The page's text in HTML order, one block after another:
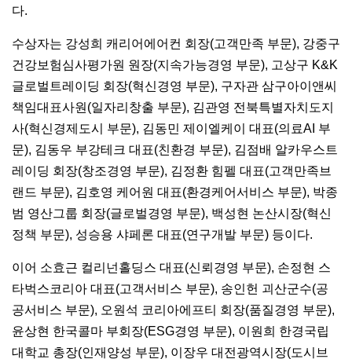
다.
수상자는 강성희 캐리어에어컨 회장(고객만족 부문), 강중구
건강보험심사평가원 원장(지속가능경영 부문), 고상구 K&K
글로벌트레이딩 회장(혁신경영 부문), 구자관 삼구아이앤씨
책임대표사원(일자리창출 부문), 김관영 전북특별자치도지
사(혁신경제도시 부문), 김동민 제이엘케이 대표(의료AI 부
문), 김동우 부강테크 대표(친환경 부문), 김점배 알카우스트
레이딩 회장(창조경영 부문), 김정환 힘펠 대표(고객만족브
랜드 부문), 김호영 케어원 대표(환경케어서비스 부문), 박종
범 영산그룹 회장(글로벌경영 부문), 백성현 논산시장(혁신
정책 부문), 성승용 샤페론 대표(연구개발 부문) 등이다.
이어 소효근 컬리넌홀딩스 대표(신뢰경영 부문), 손정현 스
타벅스코리아 대표(고객서비스 부문), 송인헌 괴산군수(공
공서비스 부문), 오원석 코리아에프티 회장(품질경영 부문),
윤상현 한국콜마 부회장(ESG경영 부문), 이원희 한경국립
대학교 총장(인재양성 부문), 이장우 대전광역시장(도시브